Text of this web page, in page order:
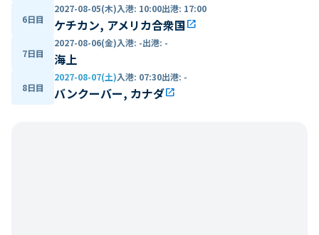
6日目
2027-08-05(木)入港: 10:00出港: 17:00
ケチカン, アメリカ合衆国open_in_new
7日目
2027-08-06(金)入港: -出港: -
海上
8日目
2027-08-07(土)入港: 07:30出港: -
バンクーバー, カナダopen_in_new